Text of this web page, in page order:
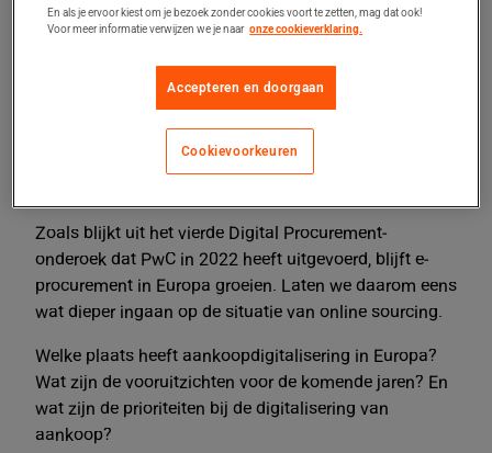
Zoals blijkt uit het vierde Digital Procurement-
onderoek dat PwC in 2022 heeft uitgevoerd, blijft e-
procurement in Europa groeien. Laten we daarom eens
wat dieper ingaan op de situatie van online sourcing.
Welke plaats heeft aankoopdigitalisering in Europa?
Wat zijn de vooruitzichten voor de komende jaren? En
wat zijn de prioriteiten bij de digitalisering van
aankoop?
En als je ervoor kiest om je bezoek zonder cookies voort te zetten, mag dat ook!
Voor meer informatie verwijzen we je naar onze cookieverklaring.
Accepteren en doorgaan
Cookievoorkeuren